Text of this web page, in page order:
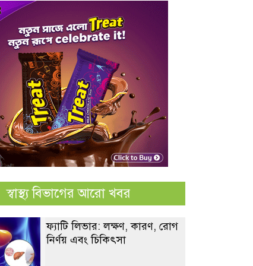
স্বাস্থ্য বিভাগের আরো খবর
ফ্যাটি লিভার: লক্ষণ, কারণ, রোগ
নির্ণয় এবং চিকিৎসা